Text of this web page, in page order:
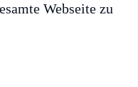
Webseite zu